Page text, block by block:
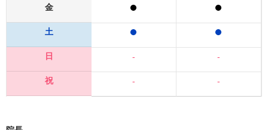
金
土
日
祝
-
-
-
-